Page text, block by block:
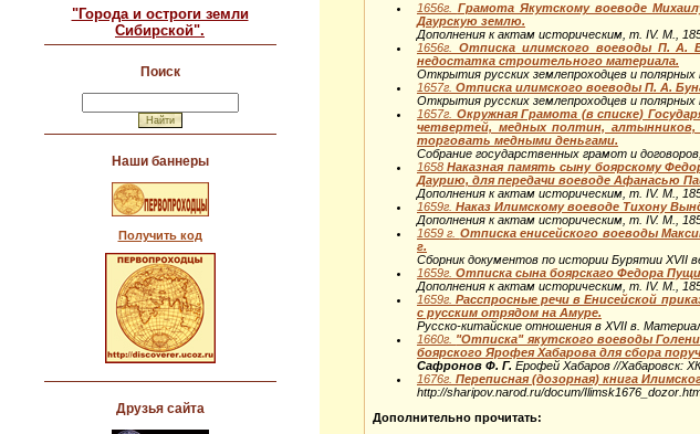
"Города и остроги земли
Сибирской".
Поиск
Наши баннеры
Получить код
Друзья сайта
1656г. Грамота Якутскому воеводе
Даурскую землю.
Дополнения к актам историческим, т. IV. М.,
1656г.
Отписка илимского воеводы П. А.
недостатка строительного материала.
Открытия русских землепроходцев и
1657г. Отписка илимского воеводы П. А.
Открытия русских землепроходцев и
1657г. Окружная Грамота (в списке)
четвертей, медных полтин, алтынников,
торговать медными деньгами.
Собрание государственных грамот и
1658Наказная память сыну боярскому
Даурию, для передачи воеводе Афанасью
Дополнения к актам историческим, т. IV. М.,
1659г. Наказ Илимскому воеводе Тихону
Дополнения к актам историческим, т. IV. М.,
1659 г. Отписка енисейского воеводы
г.
Сборник документов по истории Бурятии XVII
1659г. Отписка сына боярскаго Федора
Дополнения к актам историческим, т. IV. М.,
1659г.Расспросные речи в Енисейской
с русским отрядом на Амуре.
Русско-китайские отношения в XVII в.
1660г. "Отписка" якутского воеводы
боярского Ярофея Хабарова для сбора
Сафронов Ф. Г. Ерофей Хабаров //Хабаровск:
1676г. Переписная (дозорная) книга
http://sharipov.narod.ru/docum/
Дополнительно прочитать: